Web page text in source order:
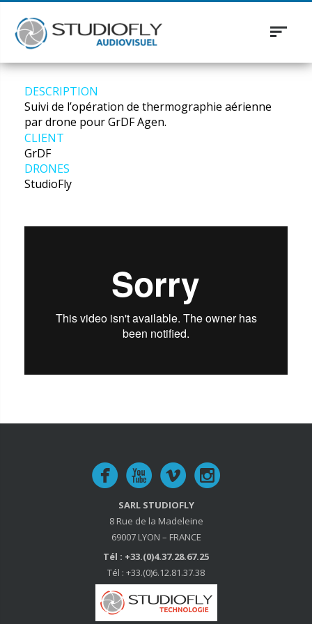
Toggle
DESCRIPTION
Suivi de l’opération de thermographie aérienne
par drone pour GrDF Agen.
CLIENT
GrDF
DRONES
StudioFly
SARL STUDIOFLY
8 Rue de la Madeleine
69007 LYON – FRANCE
Tél : +33.(0)4.37.28.67.25
Tél : +33.(0)6.12.81.37.38